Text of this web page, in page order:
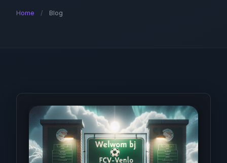
Home / Blog